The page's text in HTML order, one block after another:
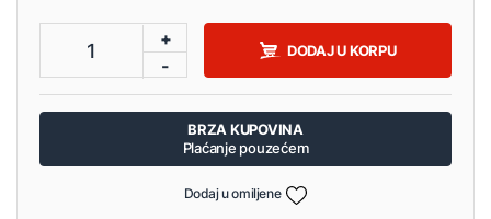
1
+
-
DODAJ U KORPU
BRZA KUPOVINA
Plaćanje pouzećem
Dodaj u omiljene